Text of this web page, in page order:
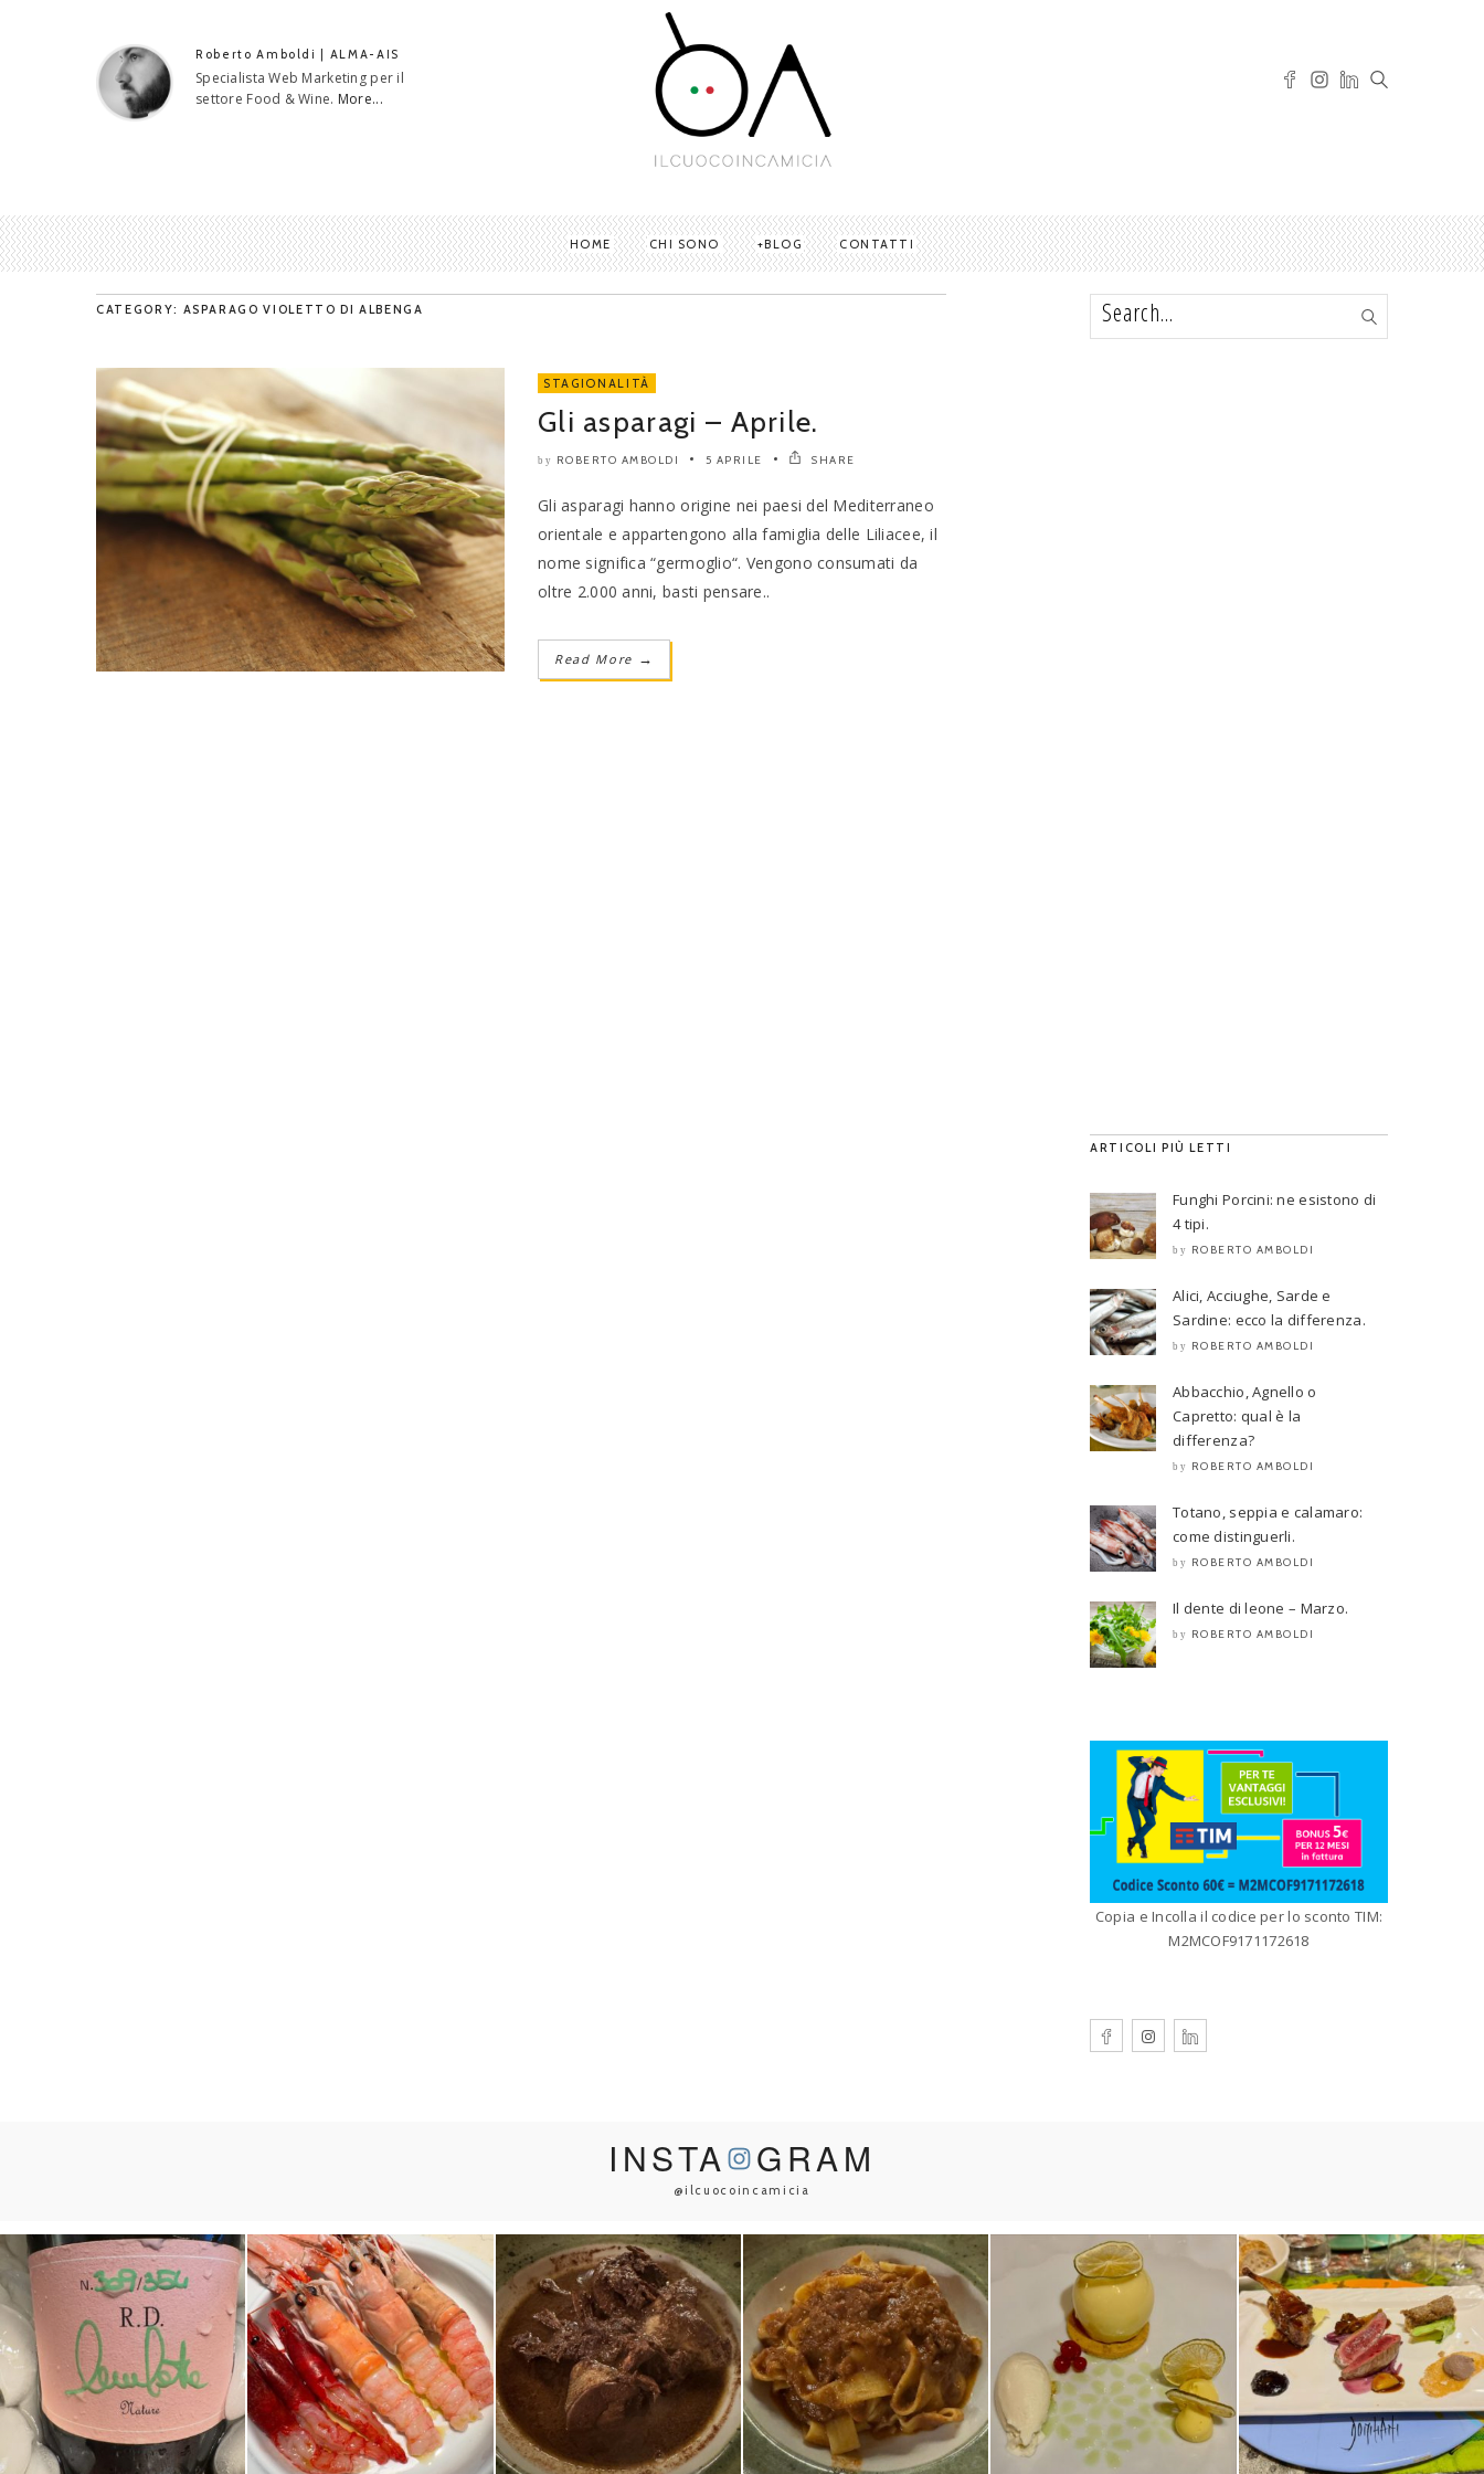
Roberto Amboldi | ALMA-AIS
Specialista Web Marketing per il
settore Food & Wine. More...
HOME CHI SONO BLOG CONTATTI
CATEGORY: ASPARAGO VIOLETTO DI ALBENGA
STAGIONALITÀ
Gli asparagi – Aprile.
by ROBERTO AMBOLDI 5 APRILE SHARE
Gli asparagi hanno origine nei paesi del Mediterraneo
orientale e appartengono alla famiglia delle Liliacee, il
nome significa “germoglio“. Vengono consumati da
oltre 2.000 anni, basti pensare..
Read More →
ARTICOLI PIÙ LETTI
Funghi Porcini: ne esistono di
4 tipi.
by ROBERTO AMBOLDI
Alici, Acciughe, Sarde e
Sardine: ecco la differenza.
by ROBERTO AMBOLDI
Abbacchio, Agnello o
Capretto: qual è la
differenza?
by ROBERTO AMBOLDI
Totano, seppia e calamaro:
come distinguerli.
by ROBERTO AMBOLDI
Il dente di leone – Marzo.
by ROBERTO AMBOLDI
Copia e Incolla il codice per lo sconto TIM:
M2MCOF9171172618
INSTA GRAM
@ilcuocoincamicia